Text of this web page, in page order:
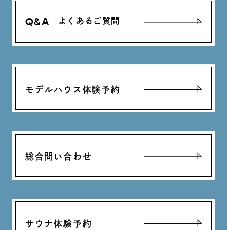
Q&A よくあるご質問
モデルハウス体験予約
総合問い合わせ
サウナ体験予約